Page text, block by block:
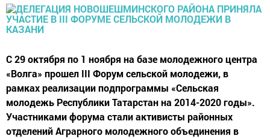
С 29 октября по 1 ноября на базе молодежного центра
«Волга» прошел III Форум сельской молодежи, в
рамках реализации подпрограммы «Сельская
молодежь Республики Татарстан на 2014-2020 годы».
Участниками форума стали активисты районных
отделений Аграрного молодежного объединения в